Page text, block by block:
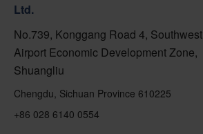
Ltd.
No.739, Konggang Road 4, Southwest
Airport Economic Development Zone,
Shuangliu
Chengdu, Sichuan Province 610225
+86 028 6140 0554